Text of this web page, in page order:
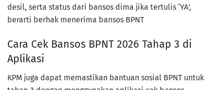
desil, serta status dari bansos dima jika tertulis ‘YA’,
berarti berhak menerima bansos BPNT
Cara Cek Bansos BPNT 2026 Tahap 3 di
Aplikasi
KPM juga dapat memastikan bantuan sosial BPNT untuk